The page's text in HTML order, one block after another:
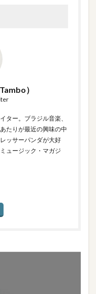
）
ター。ブラジル音楽、
たりが最近の興味の中
ッサーパンダが大好
ュージック・マガジ